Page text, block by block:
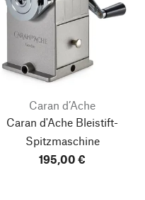
Caran d’Ache
Caran d'Ache Bleistift-
Spitzmaschine
195,00 €